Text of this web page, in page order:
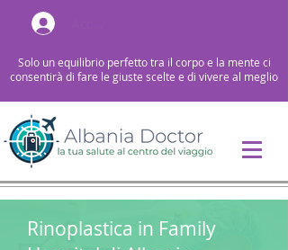
Solo un equilibrio perfetto tra il corpo e la mente ci
consentirà di fare le giuste scelte e di vivere al meglio
Rinoplastica in Family